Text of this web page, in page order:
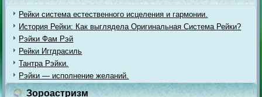
Рейки система естественного исцеления и гармонии.
История Рейки: Как выглядела Оригинальная Система Рейки?
Рэйки Фам Рэй
Рейки Иггдрасиль
Тантра Рэйки.
Рэйки — исполнение желаний.
Зороастризм